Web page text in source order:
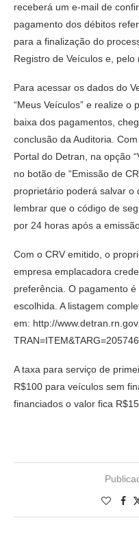
receberá um e-mail de
pagamento dos débitos
para a finalização do
Registro de Veículos e, pelo
Para acessar os dados do
“Meus Veículos” e realize o
baixa dos pagamentos,
conclusão da Auditoria.
Portal do Detran, na opção
no botão de “Emissão de
proprietário poderá salvar o
lembrar que o código de
por 24 horas após a
Com o CRV emitido, o
empresa emplacadora
preferência. O pagamento
escolhida. A listagem
em: http://
TRAN=ITEM&TARG=205746.
A taxa para serviço de
R$100 para veículos sem
financiados o valor fica